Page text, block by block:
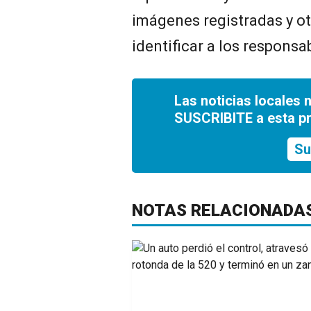
imágenes registradas y
identificar a los
Las noticias locales
SUSCRIBITE a esta
NOTAS